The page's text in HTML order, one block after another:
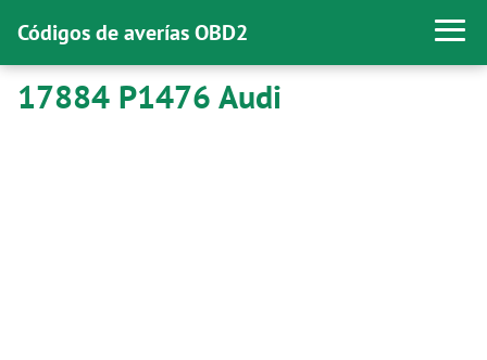
Códigos de averías OBD2
17884 P1476 Audi